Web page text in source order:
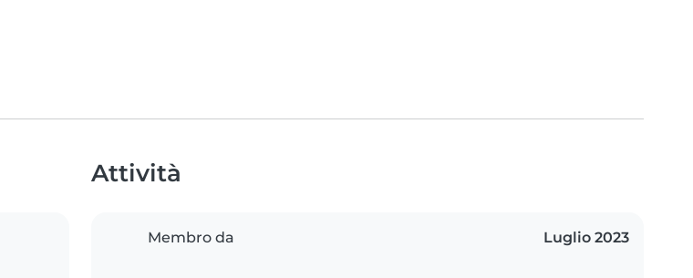
Attività
Membro da Luglio 2023